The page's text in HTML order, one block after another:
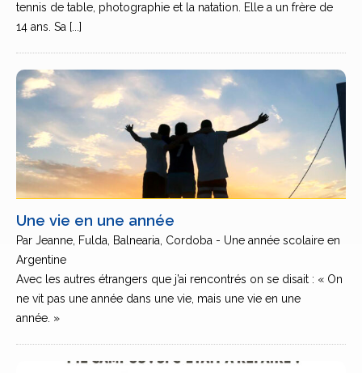
tennis de table, photographie et la natation. Elle a un frère de
14 ans. Sa [...]
Une vie en une année
Par Jeanne, Fulda, Balnearia, Cordoba - Une année scolaire en
Argentine
Avec les autres étrangers que j’ai rencontrés on se disait : « On
ne vit pas une année dans une vie, mais une vie en une
année. »